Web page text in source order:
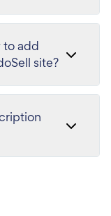
to add
site?